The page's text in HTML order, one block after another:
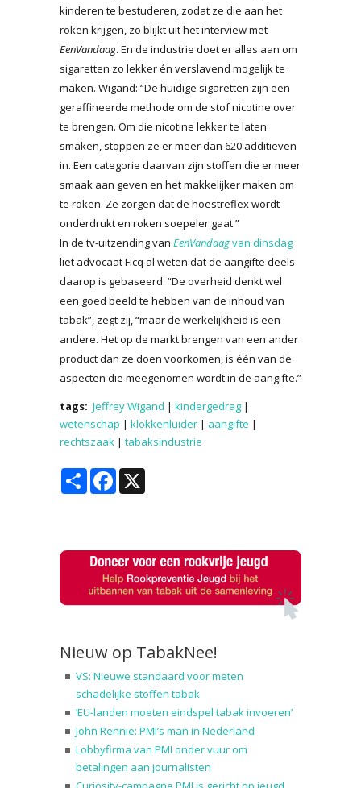
kinderen te bestuderen, zodat ze die aan het
roken krijgen, zo blijkt uit het interview met
EenVandaag. En de industrie doet er alles aan om
sigaretten zo lekker én verslavend mogelijk te
maken. Wigand: “De huidige sigaretten zijn een
geraffineerde methode om de stof nicotine over
te brengen. Om die nicotine lekker te laten
smaken, stoppen ze er meer dan 620 additieven
in. Een categorie daarvan zijn stoffen die er meer
smaak aan geven en het makkelijker maken om
te roken. Ze zorgen dat de hoestreflex wordt
onderdrukt en roken soepeler gaat.”
In de tv-uitzending van EenVandaagvan dinsdag
liet advocaat Ficq al weten dat de aangifte deels
daarop is gebaseerd. “De overheid denkt wel
een goed beeld te hebben van de inhoud van
tabak”, zegt zij, “maar de werkelijkheid is een
andere. Het op de markt brengen van een ander
product dan ze doen voorkomen, is één van de
aspecten die meegenomen wordt in de aangifte.”
tags: Jeffrey Wigand | kindergedrag |
wetenschap | klokkenluider | aangifte |
rechtszaak | tabaksindustrie
Share Facebook
Nieuw op TabakNee!
VS: Nieuwe standaard voor meten
schadelijke stoffen tabak
‘EU-landen moeten eindspel tabak invoeren’
John Rennie: PMI’s man in Nederland
Lobbyfirma van PMI onder vuur om
betalingen aan journalisten